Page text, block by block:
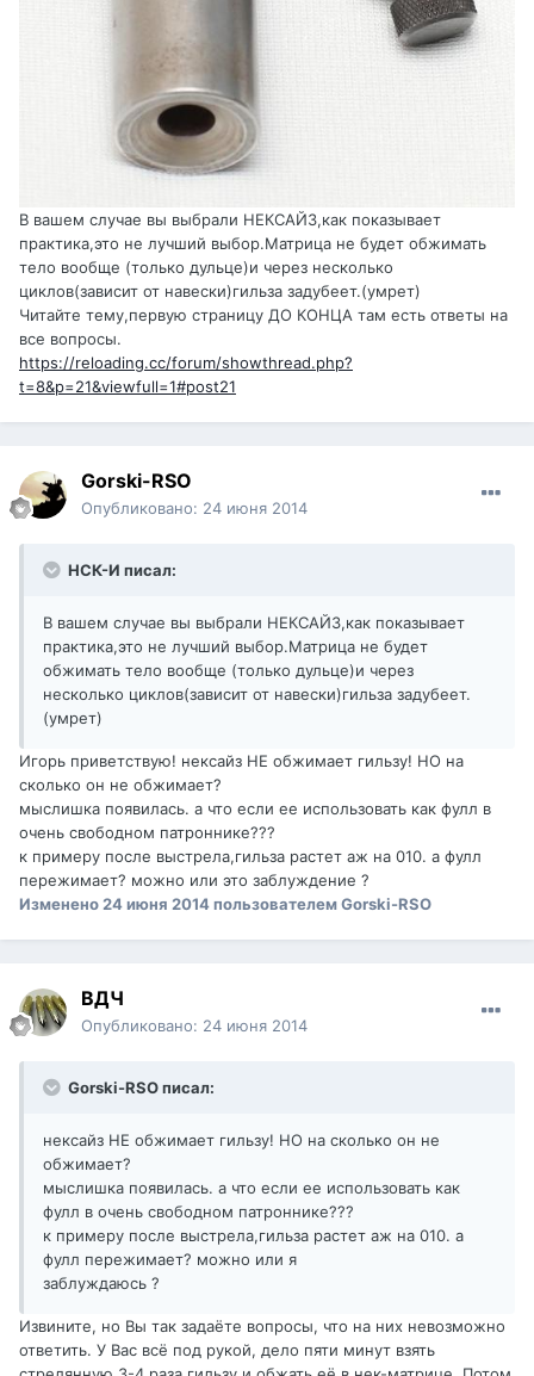
В вашем случае вы выбрали НЕКСАЙЗ,как показывает
практика,это не лучший выбор.Матрица не будет обжимать
тело вообще (только дульце)и через несколько
циклов(зависит от навески)гильза задубеет.(умрет)
Читайте тему,первую страницу ДО КОНЦА там есть ответы на
все вопросы.
https://reloading.cc/forum/showthread.php?
t=8&p=21&viewfull=1#post21
Gorski-RSO
Опубликовано: 24 июня 2014
НСК-И писал:
В вашем случае вы выбрали НЕКСАЙЗ,как показывает
практика,это не лучший выбор.Матрица не будет
обжимать тело вообще (только дульце)и через
несколько циклов(зависит от навески)гильза задубеет.
(умрет)
Игорь приветствую! нексайз НЕ обжимает гильзу! НО на
сколько он не обжимает?
мыслишка появилась. а что если ее использовать как фулл в
очень свободном патроннике???
к примеру после выстрела,гильза растет аж на 010. а фулл
пережимает? можно или это заблуждение ?
Изменено24 июня 2014пользователем Gorski-RSO
ВДЧ
Опубликовано: 24 июня 2014
Gorski-RSO писал:
нексайз НЕ обжимает гильзу! НО на сколько он не
обжимает?
мыслишка появилась. а что если ее использовать как
фулл в очень свободном патроннике???
к примеру после выстрела,гильза растет аж на 010. а
фулл пережимает? можно или я
заблуждаюсь ?
Извините, но Вы так задаёте вопросы, что на них невозможно
ответить. У Вас всё под рукой, дело пяти минут взять